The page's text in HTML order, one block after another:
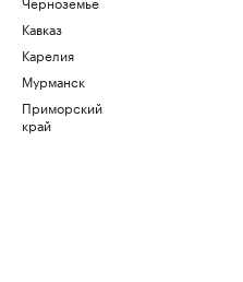
Кавказ
Карелия
Мурманск
Приморский
край